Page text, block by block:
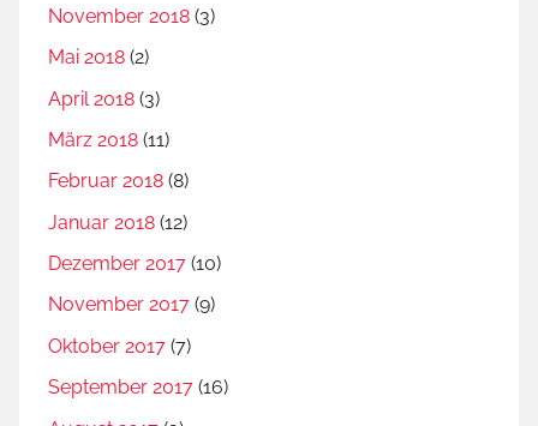
November 2018 (3)
Mai 2018 (2)
April 2018 (3)
März 2018 (11)
Februar 2018 (8)
Januar 2018 (12)
Dezember 2017 (10)
November 2017 (9)
Oktober 2017 (7)
September 2017 (16)